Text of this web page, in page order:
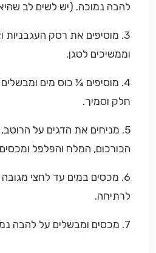
להבה נמוכה. (יש לשים לב
3. מוסיפים את רסק העגבניות
וממשיכים לטגן.
4. מוסיפים ¼ כוס מים
חלק וסמיך.
5. מניחים את הדגים על
הכורכום, המלח והפלפל
6. מכסים במים עד לחצי מגובה
לרתיחה.
7. מכסים ומבשלים על להבה נמוכה במשך חצי שע